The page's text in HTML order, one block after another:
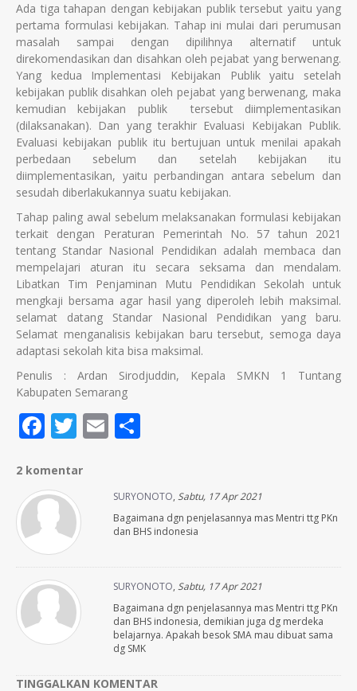
Ada tiga tahapan dengan kebijakan publik tersebut yaitu yang
pertama formulasi kebijakan. Tahap ini mulai dari perumusan
masalah sampai dengan dipilihnya alternatif untuk
direkomendasikan dan disahkan oleh pejabat yang berwenang.
Yang kedua Implementasi Kebijakan Publik yaitu setelah
kebijakan publik disahkan oleh pejabat yang berwenang, maka
kemudian kebijakan publik tersebut diimplementasikan
(dilaksanakan). Dan yang terakhir Evaluasi Kebijakan Publik.
Evaluasi kebijakan publik itu bertujuan untuk menilai apakah
perbedaan sebelum dan setelah kebijakan itu
diimplementasikan, yaitu perbandingan antara sebelum dan
sesudah diberlakukannya suatu kebijakan.
Tahap paling awal sebelum melaksanakan formulasi kebijakan
terkait dengan Peraturan Pemerintah No. 57 tahun 2021
tentang Standar Nasional Pendidikan adalah membaca dan
mempelajari aturan itu secara seksama dan mendalam.
Libatkan Tim Penjaminan Mutu Pendidikan Sekolah untuk
mengkaji bersama agar hasil yang diperoleh lebih maksimal.
selamat datang Standar Nasional Pendidikan yang baru.
Selamat menganalisis kebijakan baru tersebut, semoga daya
adaptasi sekolah kita bisa maksimal.
Penulis : Ardan Sirodjuddin, Kepala SMKN 1 Tuntang
Kabupaten Semarang
Facebook
Twitter
Email
2 komentar
SURYONOTO, Sabtu, 17 Apr 2021
Bagaimana dgn penjelasannya mas Mentri ttg PKn
dan BHS indonesia
SURYONOTO, Sabtu, 17 Apr 2021
Bagaimana dgn penjelasannya mas Mentri ttg PKn
dan BHS indonesia, demikian juga dg merdeka
belajarnya. Apakah besok SMA mau dibuat sama
dg SMK
TINGGALKAN KOMENTAR